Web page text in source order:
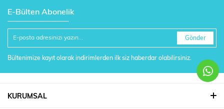
E-Bülten Abonelik
Gönder
Bültenimize kayıt olarak indirimlerden ilk siz haberdar olabilirsiniz.
KURUMSAL